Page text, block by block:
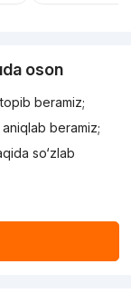
oson
beramiz;
beramiz;
so‘zlab